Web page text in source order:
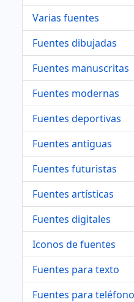
Varias fuentes
Fuentes dibujadas
Fuentes manuscritas
Fuentes modernas
Fuentes deportivas
Fuentes antiguas
Fuentes futuristas
Fuentes artísticas
Fuentes digitales
Iconos de fuentes
Fuentes para texto
Fuentes para